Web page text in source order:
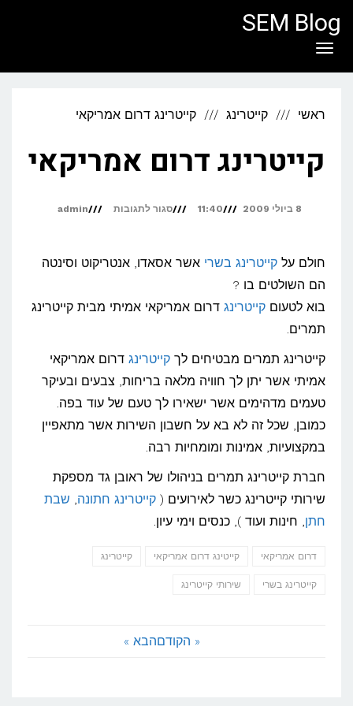
SEM Blog
תפריט
ראשי קייטרינג קייטרינג דרום אמריקאי
קייטרינג דרום אמריקאי
8 ביולי 2009 11:40 סגור לתגובותעל admin
חולם על קייטרינג בשרי אשר אסאדו, אנטריקוט וסינטה
הם השולטים בו ?
בוא לטעום קייטרינג דרום אמריקאי אמיתי מבית קייטרינג
תמרים.
קייטרינג תמרים מבטיחים לך קייטרינג דרום אמריקאי
אמיתי אשר יתן לך חוויה מלאה בריחות, צבעים ובעיקר
טעמים מדהימים אשר ישאירו לך טעם של עוד בפה.
כמובן, שכל זה לא בא על חשבון השירות אשר מתאפיין
במקצועיות, אמינות ומומחיות רבה.
חברת קייטרינג תמרים בניהולו של ראובן גד מספקת
שירותי קייטרינג כשר לאירועים ( קייטרינג חתונה, שבת
חתן, חינות ועוד ), כנסים וימי עיון.
דרום אמריקאי קייטינג דרום אמריקאי קייטרינג
קייטרינג בשרי שירותי קייטרינג
« הקודםהבא »